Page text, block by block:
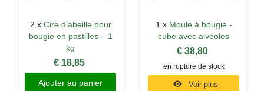
2 x Cire d'abeille pour
bougie en pastilles – 1
kg
€ 18,85
Ajouter au panier
1 x Moule à bougie -
cube avec alvéoles
€ 38,80
en rupture de stock
Voir plus